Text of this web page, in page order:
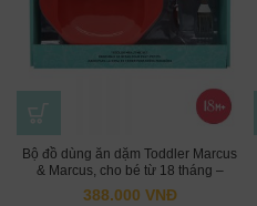
Bộ đồ dùng ăn dặm Toddler Marcus
& Marcus, cho bé từ 18 tháng –
Marcus
388.000 VNĐ